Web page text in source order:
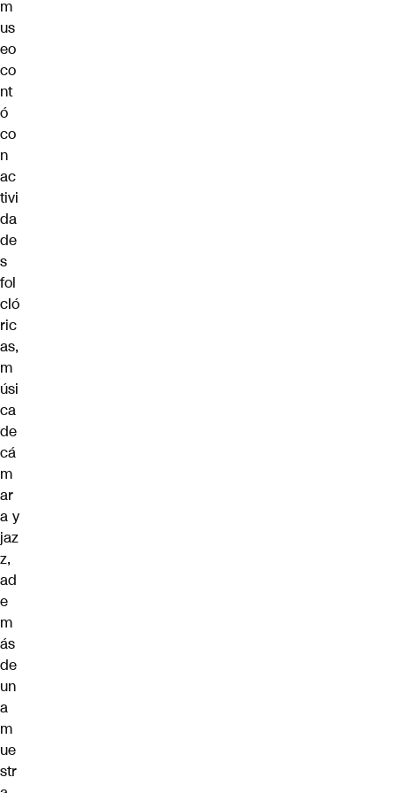
m
us
eo
co
nt
ó
co
n
ac
tivi
da
de
s
fol
cló
ric
as,
m
úsi
ca
de
cá
m
ar
a y
jaz
z,
ad
e
m
ás
de
un
a
m
ue
str